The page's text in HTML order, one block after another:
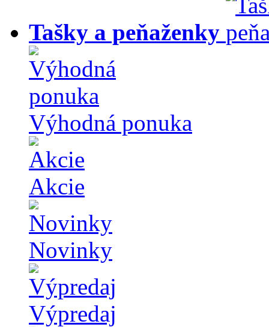
Tašky a peňaženky
Výhodná ponuka
Akcie
Novinky
Výpredaj